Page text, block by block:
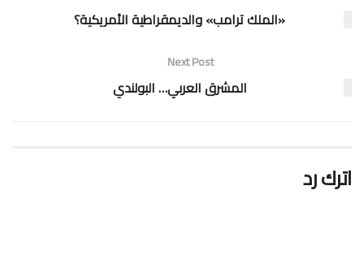
«الملك ترامب» والديمقراطية الأمريكية؟
Next Post
المشرق العربي… البولندي
اترك رد